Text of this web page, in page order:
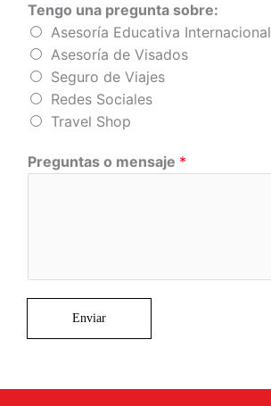
Tengo una pregunta sobre:
Asesoría Educativa Internacional
Asesoría de Visados
Seguro de Viajes
Redes Sociales
Travel Shop
Preguntas o mensaje *
Enviar